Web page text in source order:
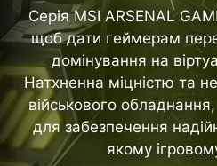
Серія MSI ARSENAL
щоб дати геймерам
домінування на
Натхненна міцністю та
військового
для забезпечення
якому